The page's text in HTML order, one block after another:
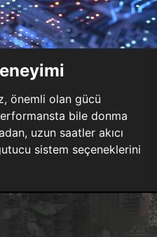
önemli olan gücü
bile donma
uzun saatler akıcı
sistem seçeneklerini